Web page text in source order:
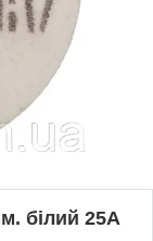
білий 25А